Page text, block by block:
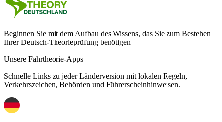
Beginnen Sie mit dem Aufbau des Wissens, das Sie zum Bestehen
Ihrer Deutsch-Theorieprüfung benötigen
Unsere Fahrtheorie-Apps
Schnelle Links zu jeder Länderversion mit lokalen Regeln,
Verkehrszeichen, Behörden und Führerscheinhinweisen.